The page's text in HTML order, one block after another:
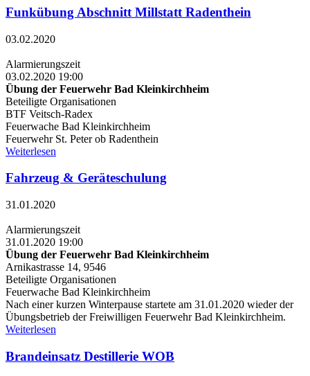
Funkübung Abschnitt Millstatt Radenthein
03.02.2020
Alarmierungszeit
03.02.2020 19:00
Übung der Feuerwehr Bad Kleinkirchheim
Beteiligte Organisationen
BTF Veitsch-Radex
Feuerwache Bad Kleinkirchheim
Feuerwehr St. Peter ob Radenthein
Weiterlesen
Fahrzeug & Geräteschulung
31.01.2020
Alarmierungszeit
31.01.2020 19:00
Übung der Feuerwehr Bad Kleinkirchheim
Arnikastrasse 14, 9546
Beteiligte Organisationen
Feuerwache Bad Kleinkirchheim
Nach einer kurzen Winterpause startete am 31.01.2020 wieder der
Übungsbetrieb der Freiwilligen Feuerwehr Bad Kleinkirchheim.
Weiterlesen
Brandeinsatz Destillerie WOB